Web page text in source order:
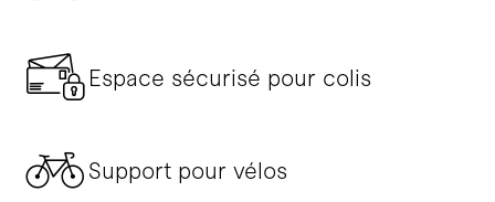
Espace sécurisé pour colis
Support pour vélos